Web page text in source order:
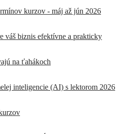
kurzov - máj až jún 2026
váš biznis efektívne a prakticky
na ťahákoch
inteligencie (AI) s lektorom 2026